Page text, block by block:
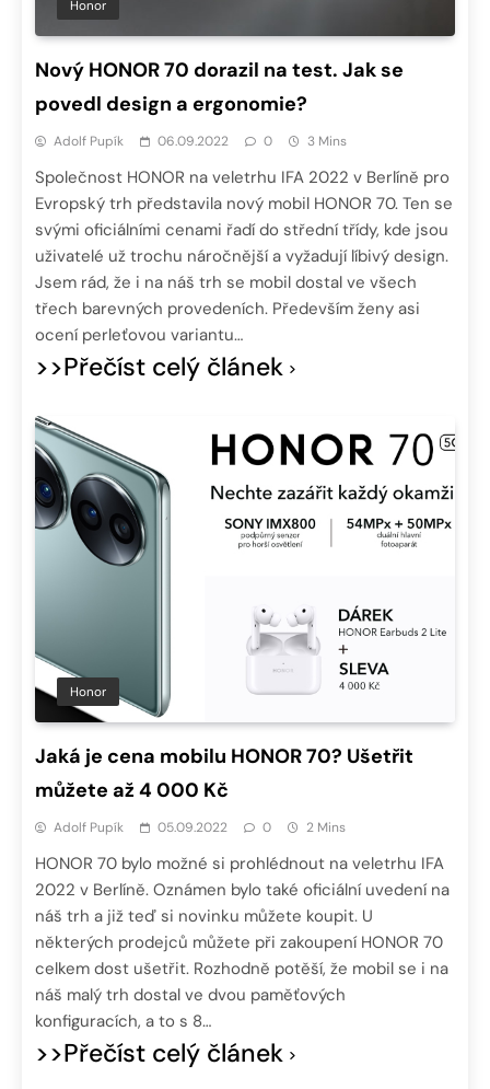
Honor
Nový HONOR 70 dorazil na test. Jak se
povedl design a ergonomie?
Adolf Pupík 06.09.2022 0 3 Mins
Společnost HONOR na veletrhu IFA 2022 v Berlíně pro
Evropský trh představila nový mobil HONOR 70. Ten se
svými oficiálními cenami řadí do střední třídy, kde jsou
uživatelé už trochu náročnější a vyžadují líbivý design.
Jsem rád, že i na náš trh se mobil dostal ve všech
třech barevných provedeních. Především ženy asi
ocení perleťovou variantu…
>>Přečíst celý článek
Honor
Jaká je cena mobilu HONOR 70? Ušetřit
můžete až 4 000 Kč
Adolf Pupík 05.09.2022 0 2 Mins
HONOR 70 bylo možné si prohlédnout na veletrhu IFA
2022 v Berlíně. Oznámen bylo také oficiální uvedení na
náš trh a již teď si novinku můžete koupit. U
některých prodejců můžete při zakoupení HONOR 70
celkem dost ušetřit. Rozhodně potěší, že mobil se i na
náš malý trh dostal ve dvou paměťových
konfiguracích, a to s 8…
>>Přečíst celý článek